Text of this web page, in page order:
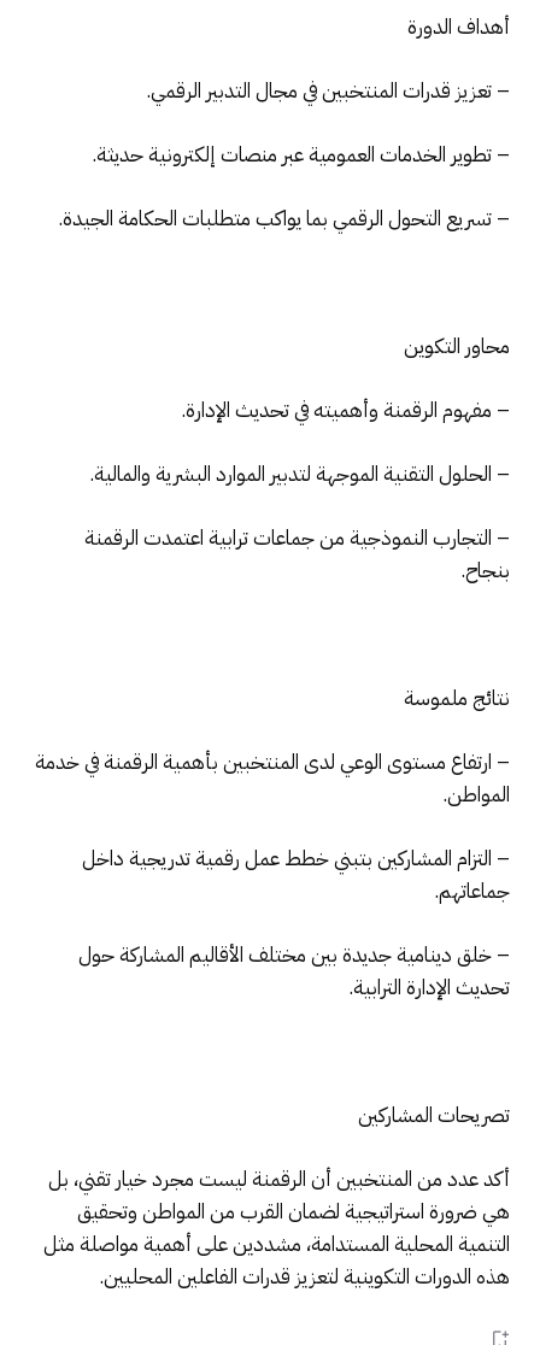
أهداف الدورة
– تعزيز قدرات المنتخبين في مجال التدبير الرقمي.
– تطوير الخدمات العمومية عبر منصات إلكترونية حديثة.
– تسريع التحول الرقمي بما يواكب متطلبات الحكامة الجيدة.
محاور التكوين
– مفهوم الرقمنة وأهميته في تحديث الإدارة.
– الحلول التقنية الموجهة لتدبير الموارد البشرية والمالية.
– التجارب النموذجية من جماعات ترابية اعتمدت الرقمنة
بنجاح.
نتائج ملموسة
– ارتفاع مستوى الوعي لدى المنتخبين بأهمية الرقمنة في خدمة
المواطن.
– التزام المشاركين بتبني خطط عمل رقمية تدريجية داخل
جماعاتهم.
– خلق دينامية جديدة بين مختلف الأقاليم المشاركة حول
تحديث الإدارة الترابية.
تصريحات المشاركين
أكد عدد من المنتخبين أن الرقمنة ليست مجرد خيار تقني، بل
هي ضرورة استراتيجية لضمان القرب من المواطن وتحقيق
التنمية المحلية المستدامة، مشددين على أهمية مواصلة مثل
هذه الدورات التكوينية لتعزيز قدرات الفاعلين المحليين.